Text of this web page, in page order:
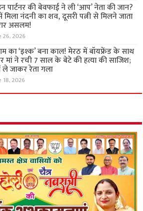
पार्टनर की बेवफाई ने ली ‘आप’ नेता की जान?
नंदनी का शव, दूसरी पत्नी से मिलने जाता
असलम!
26, 2026
का ‘इश्क’ बना काल! मेरठ में बॉयफ्रेंड के साथ
मां ने रची 7 साल के बेटे की हत्या की साजिश;
जाकर रेता गला
18, 2026